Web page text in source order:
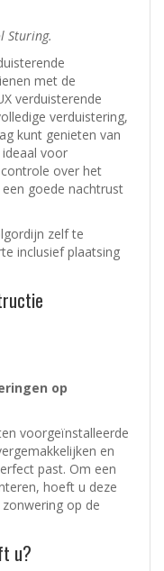
Sturing.
met de
verduisterende
verduistering,
kunt genieten van
voor
over het
goede nachtrust
zelf te
inclusief plaatsing
op
voorgeïnstalleerde
en
past. Om een
hoeft u deze
op de
u?